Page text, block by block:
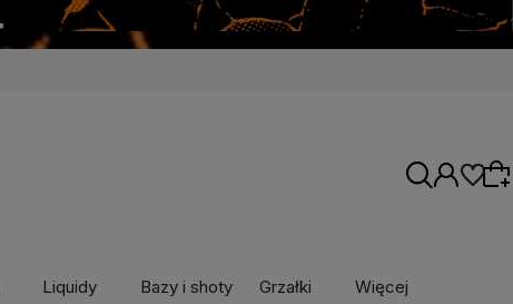
Liquidy Bazy i shoty Grzałki Więcej